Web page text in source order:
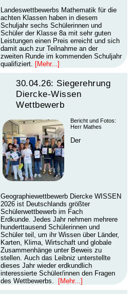
Landeswettbewerbs Mathematik für die
achten Klassen haben in diesem
Schuljahr sechs Schülerinnen und
Schüler der Klasse 8a mit sehr guten
Leistungen einen Preis erreicht und sich
damit auch zur Teilnahme an der
zweiten Runde im kommenden Schuljahr
qualifiziert. [Mehr...]
30.04.26: Siegerehrung
Diercke-Wissen
Wettbewerb
Bericht und Fotos:
Herr Mathes
Der
Geographiewettbewerb Diercke WISSEN
2026 ist Deutschlands größter
Schülerwettbewerb im Fach
Erdkunde. Jedes Jahr nehmen mehrere
hunderttausend Schülerinnen und
Schüler teil, um ihr Wissen über Länder,
Karten, Klima, Wirtschaft und globale
Zusammenhänge unter Beweis zu
stellen. Auch das Leibniz unterstellte
dieses Jahr wieder erdkundlich
interessierte Schüler/innen den Fragen
des Wettbewerbs.
[Mehr...]